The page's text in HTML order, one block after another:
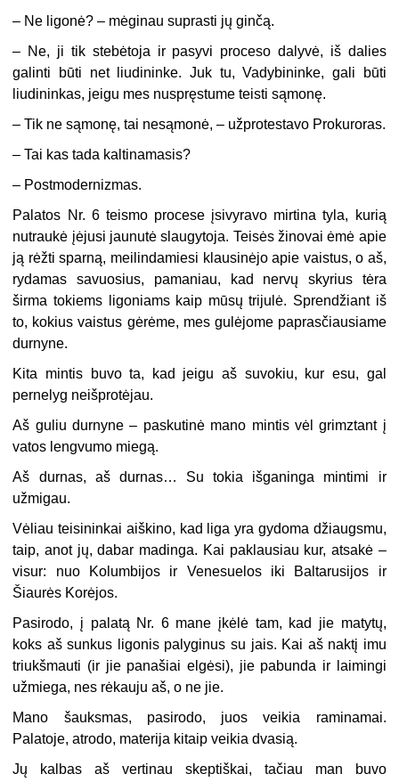
– Ne ligonė? – mėginau suprasti jų ginčą.
– Ne, ji tik stebėtoja ir pasyvi proceso dalyvė, iš dalies
galinti būti net liudininke. Juk tu, Vadybininke, gali būti
liudininkas, jeigu mes nuspręstume teisti sąmonę.
– Tik ne sąmonę, tai nesąmonė, – užprotestavo Prokuroras.
– Tai kas tada kaltinamasis?
– Postmodernizmas.
Palatos Nr. 6 teismo procese įsivyravo mirtina tyla, kurią
nutraukė įėjusi jaunutė slaugytoja. Teisės žinovai ėmė apie
ją rėžti sparną, meilindamiesi klausinėjo apie vaistus, o aš,
rydamas savuosius, pamaniau, kad nervų skyrius tėra
širma tokiems ligoniams kaip mūsų trijulė. Sprendžiant iš
to, kokius vaistus gėrėme, mes gulėjome paprasčiausiame
durnyne.
Kita mintis buvo ta, kad jeigu aš suvokiu, kur esu, gal
pernelyg neišprotėjau.
Aš guliu durnyne – paskutinė mano mintis vėl grimztant į
vatos lengvumo miegą.
Aš durnas, aš durnas… Su tokia išganinga mintimi ir
užmigau.
Vėliau teisininkai aiškino, kad liga yra gydoma džiaugsmu,
taip, anot jų, dabar madinga. Kai paklausiau kur, atsakė –
visur: nuo Kolumbijos ir Venesuelos iki Baltarusijos ir
Šiaurės Korėjos.
Pasirodo, į palatą Nr. 6 mane įkėlė tam, kad jie matytų,
koks aš sunkus ligonis palyginus su jais. Kai aš naktį imu
triukšmauti (ir jie panašiai elgėsi), jie pabunda ir laimingi
užmiega, nes rėkauju aš, o ne jie.
Mano šauksmas, pasirodo, juos veikia raminamai.
Palatoje, atrodo, materija kitaip veikia dvasią.
Jų kalbas aš vertinau skeptiškai, tačiau man buvo